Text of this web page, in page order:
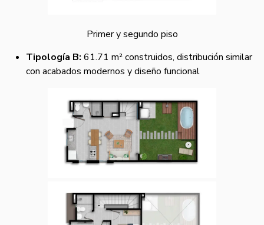
Primer y segundo piso
Tipología B: 61.71 m² construidos, distribución similar
con acabados modernos y diseño funcional